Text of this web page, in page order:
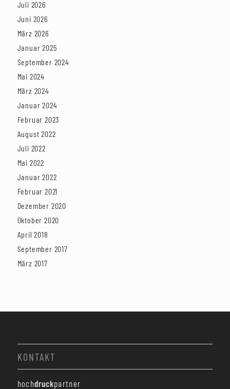
Juli 2026
Juni 2026
März 2026
Januar 2025
September 2024
Mai 2024
März 2024
Januar 2024
Februar 2023
August 2022
Juli 2022
Mai 2022
Januar 2022
Februar 2021
Dezember 2020
Oktober 2020
April 2018
September 2017
März 2017
KONTAKT
hochdruckpartner